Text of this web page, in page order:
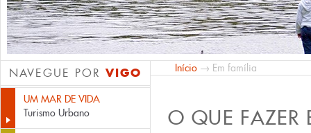
NAVEGUE POR VIGO
UM MAR DE VIDA
Turismo Urbano
Início → Em família
O QUE FAZER